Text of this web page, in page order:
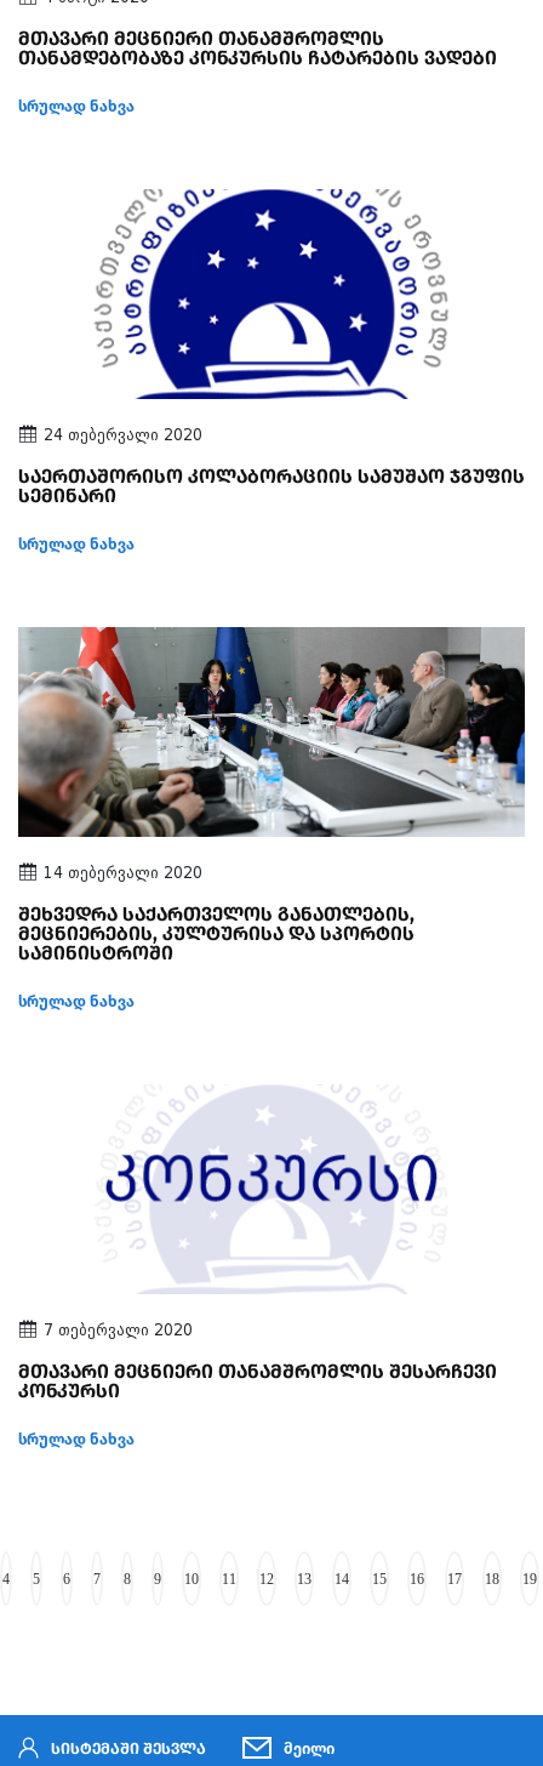
მთავარი მეცნიერი თანამშრომლის
თანამდებობაზე კონკურსის ჩატარების ვადები
სრულად ნახვა
24 თებერვალი 2020
საერთაშორისო კოლაბორაციის სამუშაო ჯგუფის
სემინარი
სრულად ნახვა
14 თებერვალი 2020
შეხვედრა საქართველოს განათლების,
მეცნიერების, კულტურისა და სპორტის
სამინისტროში
სრულად ნახვა
7 თებერვალი 2020
მთავარი მეცნიერი თანამშრომლის შესარჩევი
კონკურსი
სრულად ნახვა
4 5 6 7 8 9 10 11 12 13 14 15 16 17 18 19
სისტემაში შესვლა მეილი